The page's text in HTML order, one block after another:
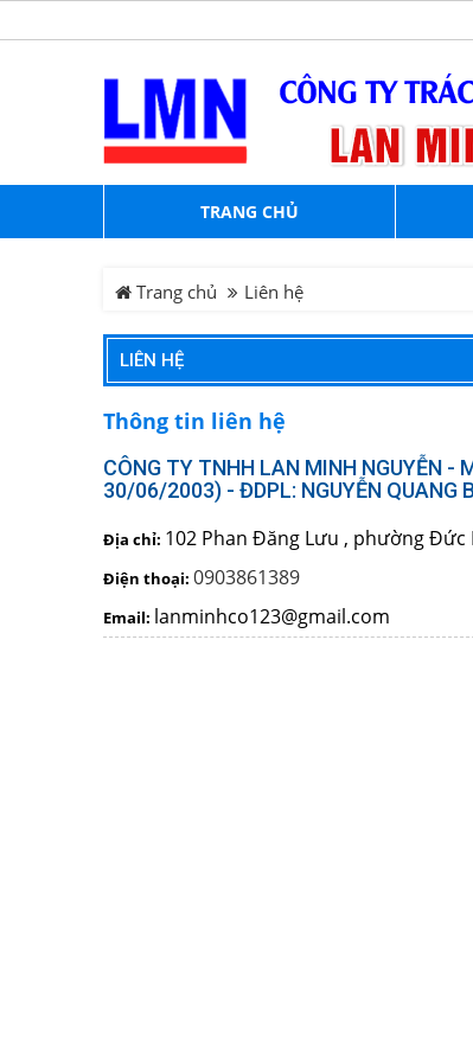
TRANG CHỦ
Trang chủ Liên hệ
LIÊN HỆ
Thông tin liên hệ
CÔNG TY TNHH LAN MINH NGUYỄN
30/06/2003) - ĐDPL: NGUYỄN QUANG
Địa chỉ: 102 Phan Đăng Lưu , phường Đức
Điện thoại: 0903861389
Email: lanminhco123@gmail.com